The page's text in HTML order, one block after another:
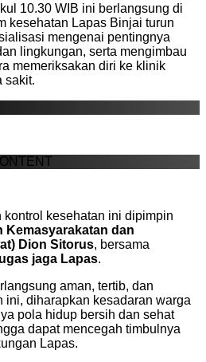
10.30 WIB ini berlangsung di
kesehatan Lapas Binjai turun
mengenai pentingnya
lingkungan, serta mengimbau
memeriksakan diri ke klinik
sakit.
kesehatan ini dipimpin
Kemasyarakatan dan
Dion Sitorus, bersama
jaga Lapas.
aman, tertib, dan
ini, diharapkan kesadaran warga
pola hidup bersih dan sehat
dapat mencegah timbulnya
Lapas.